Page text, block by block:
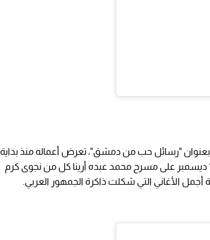
الريماوي يوم 18 ديسمبر أمسية بعنوان "رسائل حب من دمشق"، تعرض أعماله منذ بداية
الألفية الجديدة وحتى اليوم، فيما يجمع الحفل الذي يقام يوم 19 ديسمبر على مسرح محمد عبده أرينا كل من نجوى كرم
الأغاني التي شكلت ذاكرة الجمهور العربي.